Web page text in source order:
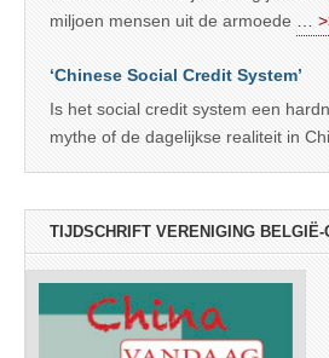
miljoen mensen uit de armoede
…
‘Chinese Social Credit System’
Is het social credit system een
mythe of de dagelijkse realiteit in
TIJDSCHRIFT VERENIGING BELGIË-